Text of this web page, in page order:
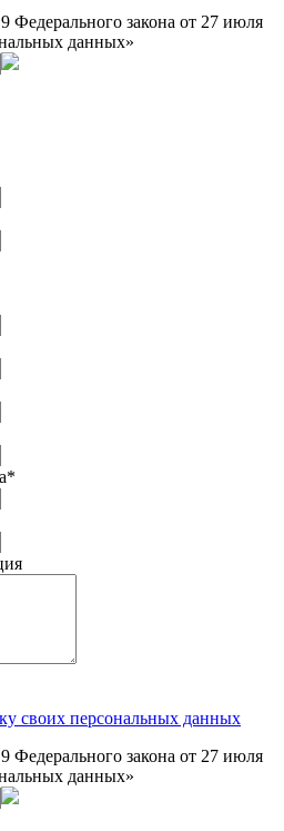
Федерального закона от 27 июля
данных»
*
своих персональных данных
Федерального закона от 27 июля
данных»